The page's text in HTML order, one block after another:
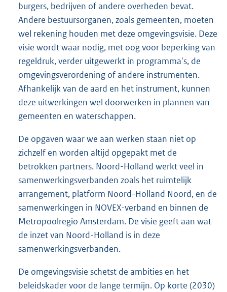
burgers, bedrijven of andere overheden bevat.
Andere bestuursorganen, zoals gemeenten, moeten
wel rekening houden met deze omgevingsvisie. Deze
visie wordt waar nodig, met oog voor beperking van
regeldruk, verder uitgewerkt in programma's, de
omgevingsverordening of andere instrumenten.
Afhankelijk van de aard en het instrument, kunnen
deze uitwerkingen wel doorwerken in plannen van
gemeenten en waterschappen.
De opgaven waar we aan werken staan niet op
zichzelf en worden altijd opgepakt met de
betrokken partners. Noord-Holland werkt veel in
samenwerkingsverbanden zoals het ruimtelijk
arrangement, platform Noord-Holland Noord, en de
samenwerkingen in NOVEX-verband en binnen de
Metropoolregio Amsterdam. De visie geeft aan wat
de inzet van Noord-Holland is in deze
samenwerkingsverbanden.
De omgevingsvisie schetst de ambities en het
beleidskader voor de lange termijn. Op korte (2030)